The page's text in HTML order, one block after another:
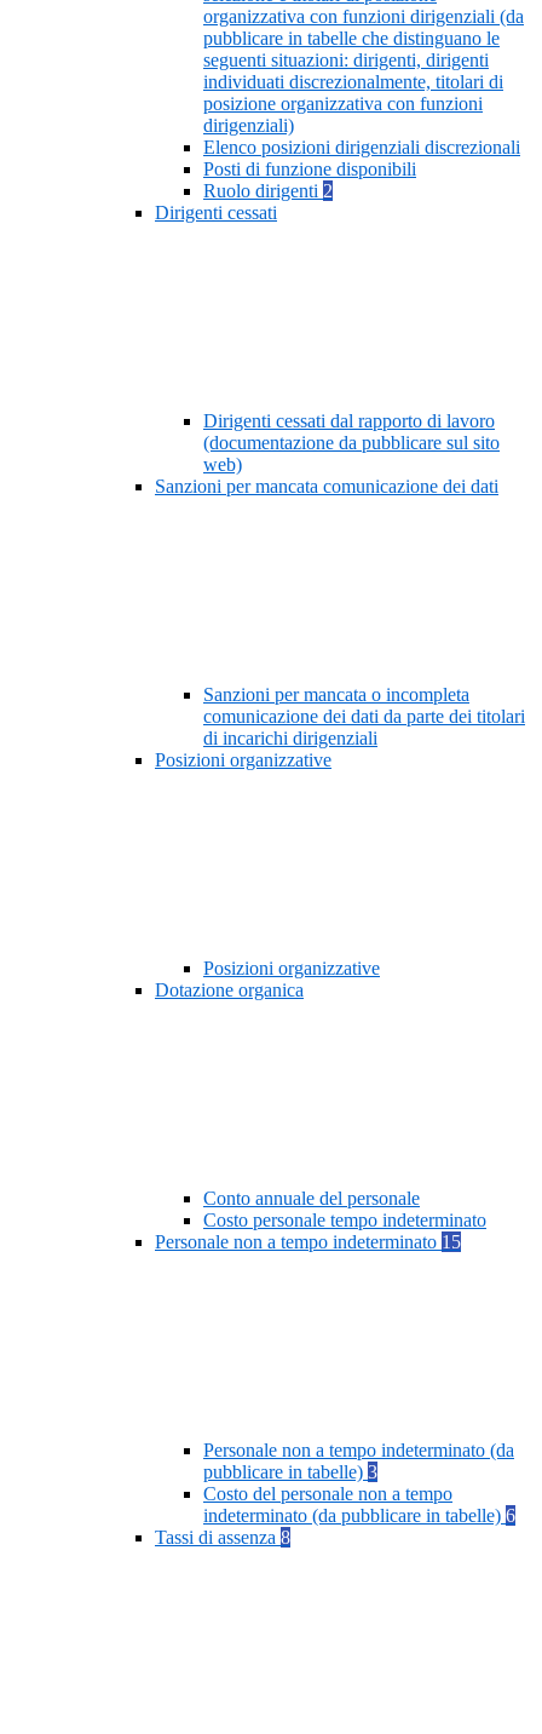
organizzativa con funzioni dirigenziali (da
pubblicare in tabelle che distinguano le
seguenti situazioni: dirigenti, dirigenti
individuati discrezionalmente, titolari di
posizione organizzativa con funzioni
dirigenziali)
Elenco posizioni dirigenziali discrezionali
Posti di funzione disponibili
Ruolo dirigenti 2
Dirigenti cessati
Dirigenti cessati dal rapporto di lavoro
(documentazione da pubblicare sul sito
web)
Sanzioni per mancata comunicazione dei dati
Sanzioni per mancata o incompleta
comunicazione dei dati da parte dei titolari
di incarichi dirigenziali
Posizioni organizzative
Posizioni organizzative
Dotazione organica
Conto annuale del personale
Costo personale tempo indeterminato
Personale non a tempo indeterminato 15
Personale non a tempo indeterminato (da
pubblicare in tabelle) 3
Costo del personale non a tempo
indeterminato (da pubblicare in tabelle) 6
Tassi di assenza 8